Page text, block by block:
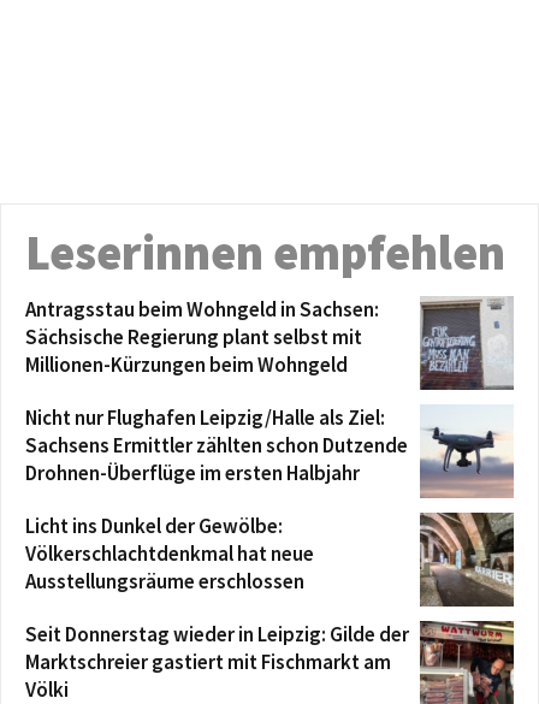
Leserinnen empfehlen
Antragsstau beim Wohngeld in Sachsen:
Sächsische Regierung plant selbst mit
Millionen-Kürzungen beim Wohngeld
Nicht nur Flughafen Leipzig/Halle als Ziel:
Sachsens Ermittler zählten schon Dutzende
Drohnen-Überflüge im ersten Halbjahr
Licht ins Dunkel der Gewölbe:
Völkerschlachtdenkmal hat neue
Ausstellungsräume erschlossen
Seit Donnerstag wieder in Leipzig: Gilde der
Marktschreier gastiert mit Fischmarkt am
Völki